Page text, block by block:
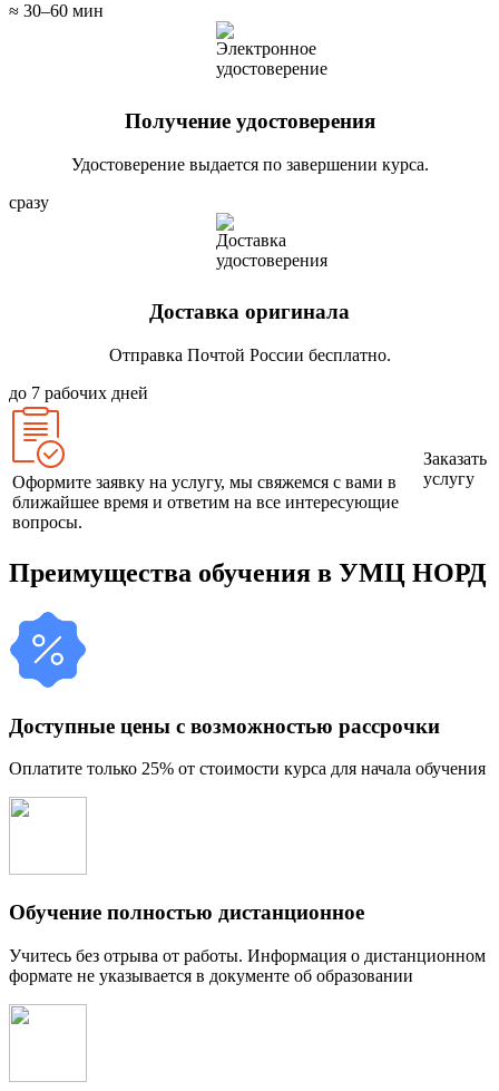
≈ 30–60 мин
Получение удостоверения
Удостоверение выдается по завершении курса.
сразу
Доставка оригинала
Отправка Почтой России бесплатно.
до 7 рабочих дней
Оформите заявку на услугу, мы свяжемся с вами в
ближайшее время и ответим на все интересующие
вопросы.
Заказать
услугу
Преимущества обучения в УМЦ НОРД
Доступные цены с возможностью рассрочки
Оплатите только 25% от стоимости курса для начала обучения
Обучение полностью дистанционное
Учитесь без отрыва от работы. Информация о дистанционном
формате не указывается в документе об образовании